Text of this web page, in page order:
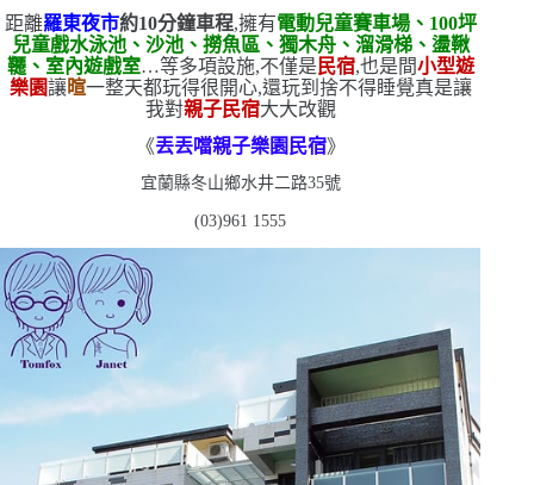
距離羅東夜市約10分鐘車程,擁有電動兒童賽車場、 100坪
兒童戲水泳池、沙池、撈魚區、獨木舟、溜滑梯、盪鞦
韆、室內遊戲室…等多項設施,不僅是 民宿,也是間小型遊
樂園讓暄一整天都玩得很開心,還玩到捨不得睡覺真是讓
我對親子民宿大大改觀
《丟丟噹親子樂園民宿》
宜蘭縣冬山鄉水井二路35號
(03)961 1555